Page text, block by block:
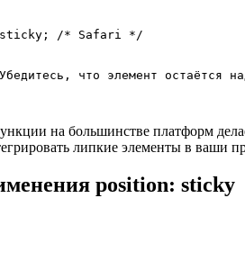
sticky; /* Safari */
что элемент остаётся
на большинстве платформ
липкие элементы в ваши
position: sticky